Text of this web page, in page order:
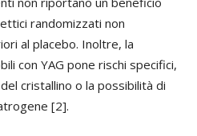
randomizzati non
al placebo. Inoltre, la
con YAG pone rischi specifici,
cristallino o la possibilità di
[2].